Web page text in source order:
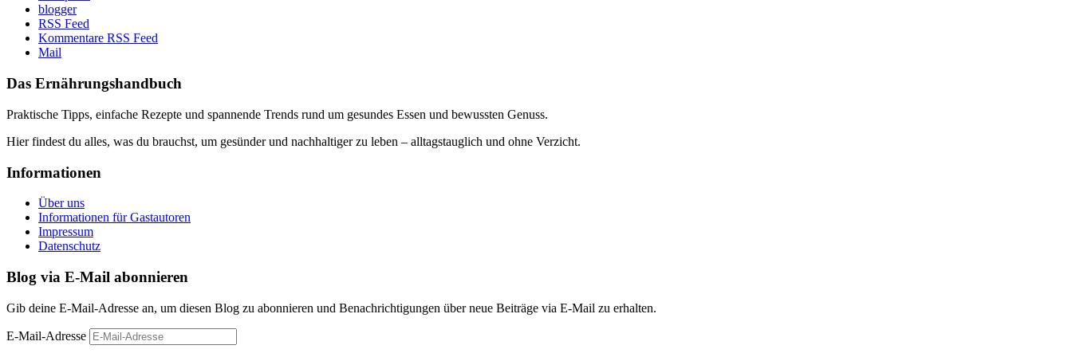
blogger
RSS Feed
Kommentare RSS Feed
Mail
Das Ernährungshandbuch
Praktische Tipps, einfache Rezepte und spannende Trends rund um gesundes Essen und bewussten Genuss.
Hier findest du alles, was du brauchst, um gesünder und nachhaltiger zu leben – alltagstauglich und ohne Verzicht.
Informationen
Über uns
Informationen für Gastautoren
Impressum
Datenschutz
Blog via E-Mail abonnieren
Gib deine E-Mail-Adresse an, um diesen Blog zu abonnieren und Benachrichtigungen über neue Beiträge via E-Mail zu erhalten.
E-Mail-Adresse